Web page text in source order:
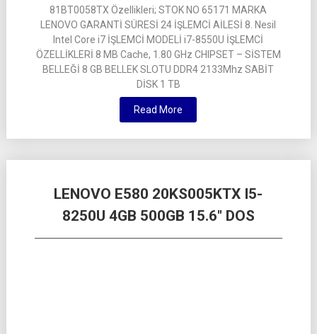
81BT0058TX Özellikleri; STOK NO 65171 MARKA
LENOVO GARANTİ SÜRESİ 24 İŞLEMCİ AİLESİ 8. Nesil
Intel Core i7 İŞLEMCİ MODELİ i7-8550U İŞLEMCİ
ÖZELLİKLERİ 8 MB Cache, 1.80 GHz CHIPSET – SİSTEM
BELLEĞİ 8 GB BELLEK SLOTU DDR4 2133Mhz SABİT
DİSK 1 TB
Read More
LENOVO E580 20KS005KTX I5-
8250U 4GB 500GB 15.6″ DOS